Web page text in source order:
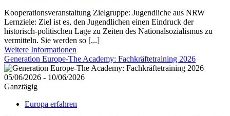
Kooperationsveranstaltung Zielgruppe: Jugendliche aus NRW
Lernziele: Ziel ist es, den Jugendlichen einen Eindruck der
historisch-politischen Lage zu Zeiten des Nationalsozialismus zu
vermitteln. Sie werden so [...]
Weitere Informationen
Generation Europe-The Academy: Fachkräftetraining 2026
05/06/2026 - 10/06/2026
Ganztägig
Europa erfahren